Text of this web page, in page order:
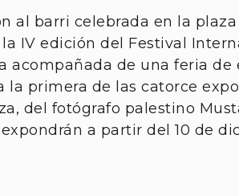
al barri celebrada en la
IV edición del Festival
acompañada de una feria
primera de las catorce
del fotógrafo palestino
a partir del 10 de